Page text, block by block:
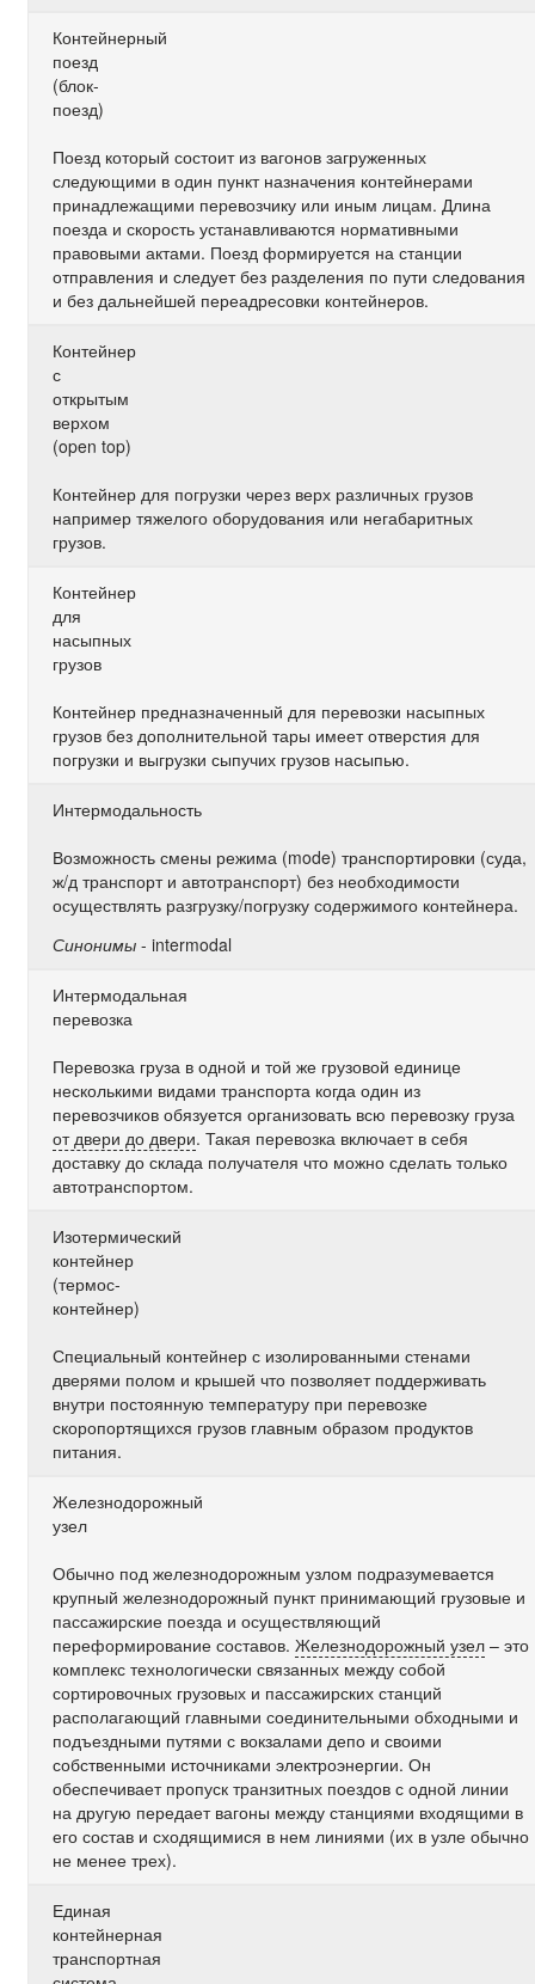
Контейнерный
поезд
(блок-
поезд)
Поезд который состоит из вагонов загруженных
следующими в один пункт назначения контейнерами
принадлежащими перевозчику или иным лицам. Длина
поезда и скорость устанавливаются нормативными
правовыми актами. Поезд формируется на станции
отправления и следует без разделения по пути следования
и без дальнейшей переадресовки контейнеров.
Контейнер
с
открытым
верхом
(open top)
Контейнер для погрузки через верх различных грузов
например тяжелого оборудования или негабаритных
грузов.
Контейнер
для
насыпных
грузов
Контейнер предназначенный для перевозки насыпных
грузов без дополнительной тары имеет отверстия для
погрузки и выгрузки сыпучих грузов насыпью.
Интермодальность
Возможность смены режима (mode) транспортировки (суда,
ж/д транспорт и автотранспорт) без необходимости
осуществлять разгрузку/погрузку содержимого контейнера.
Синонимы - intermodal
Интермодальная
перевозка
Перевозка груза в одной и той же грузовой единице
несколькими видами транспорта когда один из
перевозчиков обязуется организовать всю перевозку груза
от двери до двери. Такая перевозка включает в себя
доставку до склада получателя что можно сделать только
автотранспортом.
Изотермический
контейнер
(термос-
контейнер)
Специальный контейнер с изолированными стенами
дверями полом и крышей что позволяет поддерживать
внутри постоянную температуру при перевозке
скоропортящихся грузов главным образом продуктов
питания.
Железнодорожный
узел
Обычно под железнодорожным узлом подразумевается
крупный железнодорожный пункт принимающий грузовые и
пассажирские поезда и осуществляющий
переформирование составов.Железнодорожный узел – это
комплекс технологически связанных между собой
сортировочных грузовых и пассажирских станций
располагающий главными соединительными обходными и
подъездными путями с вокзалами депо и своими
собственными источниками электроэнергии. Он
обеспечивает пропуск транзитных поездов с одной линии
на другую передает вагоны между станциями входящими в
его состав и сходящимися в нем линиями (их в узле обычно
не менее трех).
Единая
контейнерная
транспортная